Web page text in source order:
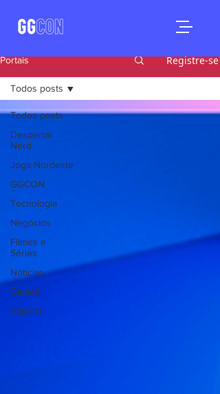
Portais Registre-se
Todos posts
Despertar
Nerd
Joga Nordeste
GGCON
Tecnologia
Negócios
Filmes e
Séries
Notícias
Games
eSports
Todos posts